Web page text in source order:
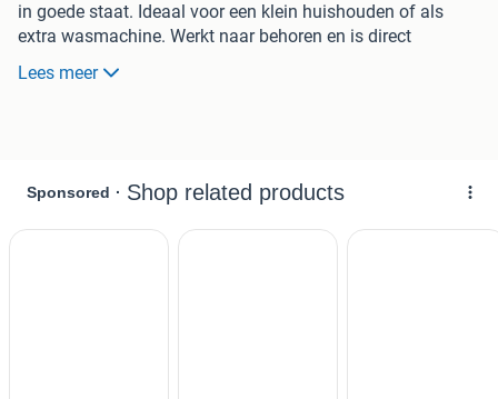
in goede staat. Ideaal voor een klein huishouden of als
extra wasmachine. Werkt naar behoren en is direct
beschikbaar.
Lees meer